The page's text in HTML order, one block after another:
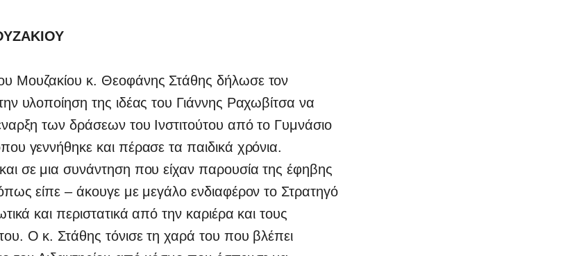
Μουζακίου κ. Θεοφάνης Στάθης δήλωσε τον
υλοποίηση της ιδέας του Γιάννης Ραχωβίτσα να
των δράσεων του Ινστιτούτου από το Γυμνάσιο
γεννήθηκε και πέρασε τα παιδικά χρόνια.
σε μια συνάντηση που είχαν παρουσία της έφηβης
είπε – άκουγε με μεγάλο ενδιαφέρον το Στρατηγό
και περιστατικά από την καριέρα και τους
Ο κ. Στάθης τόνισε τη χαρά του που βλέπει